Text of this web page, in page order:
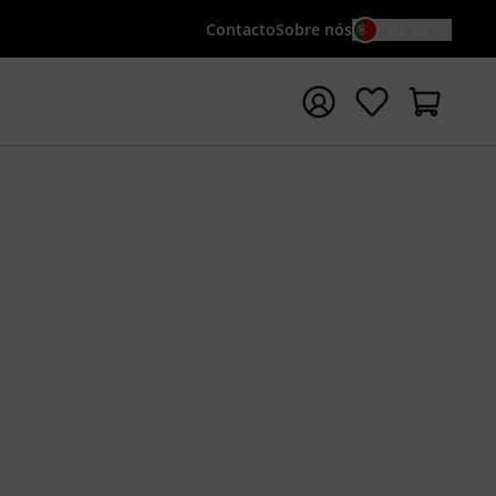
ContactoSobre nós
pesquisa com o termo de pesquisa {searchTerm}